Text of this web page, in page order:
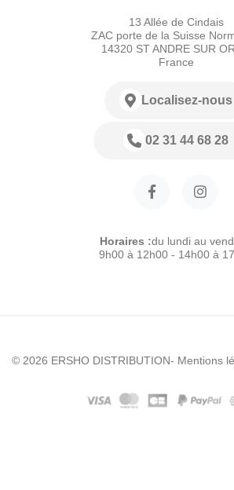
13 Allée de Cindais
ZAC porte de la Suisse
14320 ST ANDRE SUR
France
Localisez-nous
02 31 44 68 28
Horaires :du lundi au
9h00 à 12h00 - 14h00 à
© 2026 ERSHO DISTRIBUTION- Mentions